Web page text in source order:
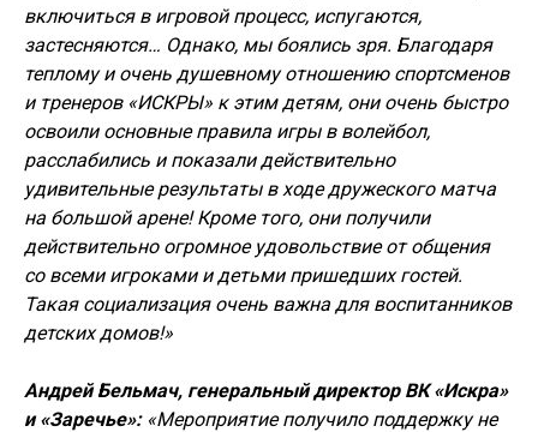
включиться в игровой процесс, испугаются,
застесняются… Однако, мы боялись зря. Благодаря
теплому и очень душевному отношению спортсменов
и тренеров «ИСКРЫ» к этим детям, они очень быстро
освоили основные правила игры в волейбол,
расслабились и показали действительно
удивительные результаты в ходе дружеского матча
на большой арене! Кроме того, они получили
действительно огромное удовольствие от общения
со всеми игроками и детьми пришедших гостей.
Такая социализация очень важна для воспитанников
детских домов!»
Андрей Бельмач, генеральный директор ВК «Искра»
и «Заречье»:«Мероприятие получило поддержку не